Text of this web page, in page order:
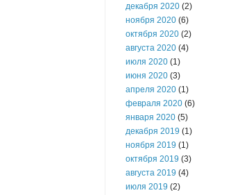
декабря 2020 (2)
ноября 2020 (6)
октября 2020 (2)
августа 2020 (4)
июля 2020 (1)
июня 2020 (3)
апреля 2020 (1)
февраля 2020 (6)
января 2020 (5)
декабря 2019 (1)
ноября 2019 (1)
октября 2019 (3)
августа 2019 (4)
июля 2019 (2)